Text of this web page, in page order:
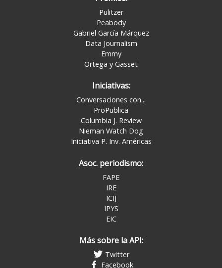
Pulitzer
Peabody
Gabriel García Márquez
Data Journalism
Emmy
Ortega y Gasset
Iniciativas:
Conversaciones con...
ProPublica
Columbia J. Review
Nieman Watch Dog
Iniciativa P. Inv. Américas
Asoc. periodismo:
FAPE
IRE
ICIJ
IPYS
EIC
Más sobre la API:
Twitter
Facebook